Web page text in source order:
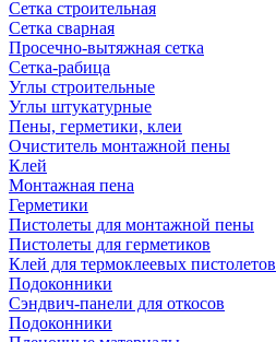
Сетка строительная
Сетка сварная
Просечно-вытяжная сетка
Сетка-рабица
Углы строительные
Углы штукатурные
Пены, герметики, клеи
Очиститель монтажной пены
Клей
Монтажная пена
Герметики
Пистолеты для монтажной пены
Пистолеты для герметиков
Клей для термоклеевых пистолетов
Подоконники
Сэндвич-панели для откосов
Подоконники